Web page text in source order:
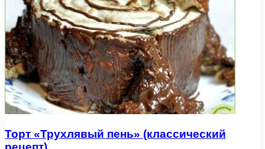
Торт «Трухлявый пень» (классический